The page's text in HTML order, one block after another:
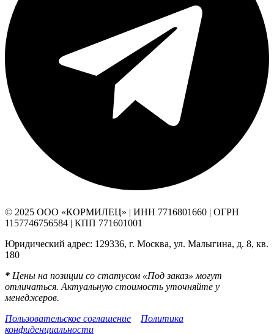
© 2025 ООО «КОРМИЛЕЦ» | ИНН 7716801660 | ОГРН
1157746756584 | КПП 771601001
Юридический адрес: 129336, г. Москва, ул. Малыгина, д. 8, кв.
180
* Цены на позиции со статусом «Под заказ» могут
отличаться. Актуальную стоимость уточняйте у
менеджеров.
Пользовательское соглашение
Политика
конфиденциальности